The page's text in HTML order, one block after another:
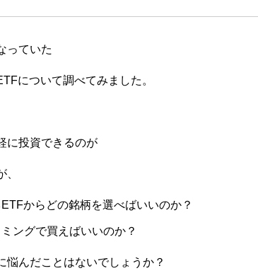
っていた
について調べてみました。
に投資できるのが
、
からどの銘柄を選べばいいのか？
ングで買えばいいのか？
悩んだことはないでしょうか？